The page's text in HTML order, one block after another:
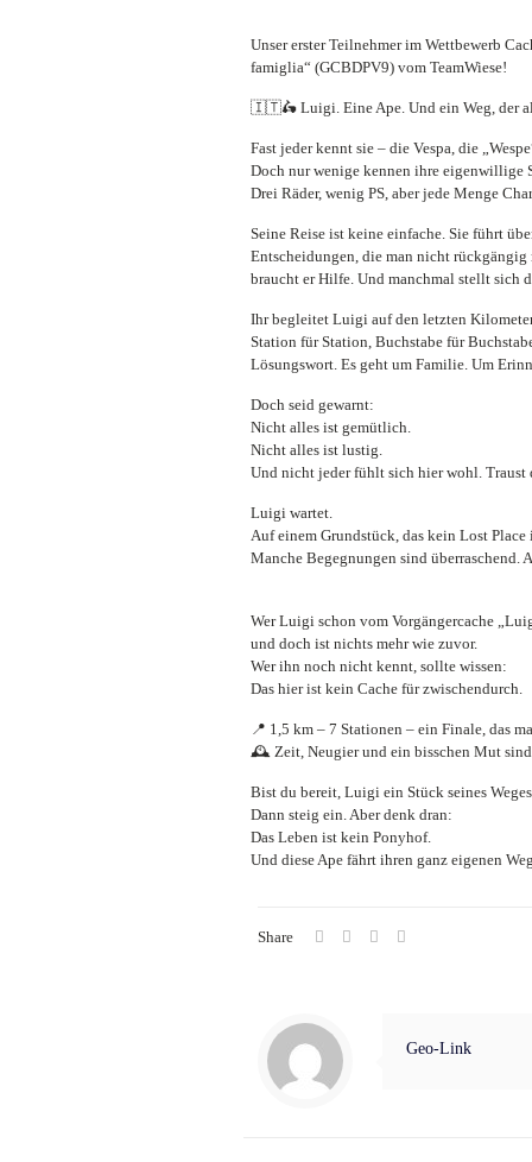
Unser erster Teilnehmer im Wettbewerb
famiglia“ (GCBDPV9) vom TeamWiese!
🇮🇹🛵 Luigi. Eine Ape. Und ein Weg, der
Fast jeder kennt sie – die Vespa, die
Doch nur wenige kennen ihre eigenwillige
Drei Räder, wenig PS, aber jede Menge
Seine Reise ist keine einfache. Sie führt
Entscheidungen, die man nicht
braucht er Hilfe. Und manchmal stellt sich
Ihr begleitet Luigi auf den letzten
Station für Station, Buchstabe für
Lösungswort. Es geht um Familie. Um
Doch seid gewarnt:
Nicht alles ist gemütlich.
Nicht alles ist lustig.
Und nicht jeder fühlt sich hier wohl. Traust
Luigi wartet.
Auf einem Grundstück, das kein Lost Place
Manche Begegnungen sind überraschend.
Wer Luigi schon vom Vorgängercache
und doch ist nichts mehr wie zuvor.
Wer ihn noch nicht kennt, sollte wissen:
Das hier ist kein Cache für zwischendurch.
📍 1,5 km – 7 Stationen – ein Finale, das
🕰️ Zeit, Neugier und ein bisschen Mut
Bist du bereit, Luigi ein Stück seines
Dann steig ein. Aber denk dran:
Das Leben ist kein Ponyhof.
Und diese Ape fährt ihren ganz eigenen
Share
Geo-Link